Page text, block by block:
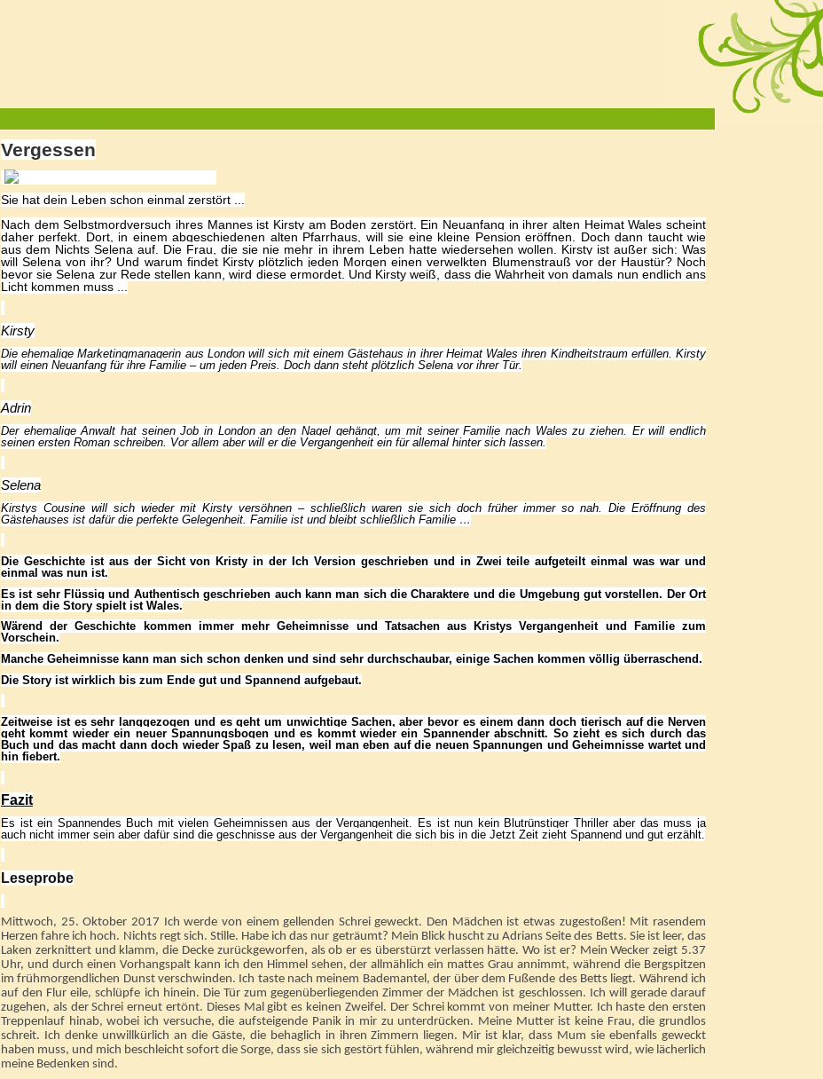
Vergessen
Sie hat dein Leben schon einmal zerstört ...
Nach dem Selbstmordversuch ihres Mannes ist Kirsty am Boden zerstört. Ein Neuanfang in ihrer alten Heimat Wales scheint
daher perfekt. Dort, in einem abgeschiedenen alten Pfarrhaus, will sie eine kleine Pension eröffnen. Doch dann taucht wie
aus dem Nichts Selena auf. Die Frau, die sie nie mehr in ihrem Leben hatte wiedersehen wollen. Kirsty ist außer sich: Was
will Selena von ihr? Und warum findet Kirsty plötzlich jeden Morgen einen verwelkten Blumenstrauß vor der Haustür? Noch
bevor sie Selena zur Rede stellen kann, wird diese ermordet. Und Kirsty weiß, dass die Wahrheit von damals nun endlich ans
Licht kommen muss ...
Kirsty
Die ehemalige Marketingmanagerin aus London will sich mit einem Gästehaus in ihrer Heimat Wales ihren Kindheitstraum erfüllen. Kirsty
will einen Neuanfang für ihre Familie – um jeden Preis. Doch dann steht plötzlich Selena vor ihrer Tür.
Adrin
Der ehemalige Anwalthat seinen Job in London an den Nagel gehängt, um mit seiner Familie nach Wales zu ziehen. Er will endlich
seinen ersten Roman schreiben. Vor allem aber will er die Vergangenheit ein für allemal hinter sich lassen.
Selena
Kirstys Cousine will sich wieder mit Kirsty versöhnen – schließlich waren sie sich doch früher immer so nah. Die Eröffnung des
Gästehauses ist dafür die perfekte Gelegenheit. Familie ist und bleibt schließlich Familie …
Die Geschichte ist aus der Sicht von Kristy in der Ich Version geschrieben und in Zwei teile aufgeteilt einmal was war und
einmal was nun ist.
Es ist sehr Flüssig und Authentisch geschrieben auch kann man sich die Charaktere und die Umgebung gut vorstellen. Der Ort
in dem die Story spielt ist Wales.
Wärend der Geschichte kommen immer mehr Geheimnisse und Tatsachen aus Kristys Vergangenheit und Familie zum
Vorschein.
Manche Geheimnisse kann man sich schon denken und sind sehr durchschaubar, einige Sachen kommen völlig überraschend.
Die Story ist wirklich bis zum Ende gut und Spannend aufgebaut.
Zeitweise ist es sehr langgezogen und es geht um unwichtige Sachen, aber bevor es einem dann doch tierisch auf die Nerven
geht kommt wieder ein neuer Spannungsbogen und es kommt wieder ein Spannender abschnitt. So zieht es sich durch das
Buch und das macht dann doch wieder Spaß zu lesen, weil man eben auf die neuen Spannungen und Geheimnisse wartet und
hin fiebert.
Fazit
Es ist ein Spannendes Buch mit vielen Geheimnissen aus der Vergangenheit. Es ist nun kein Blutrünstiger Thriller aber das muss ja
auch nicht immer sein aber dafür sind die geschnisse aus der Vergangenheit die sich bis in die Jetzt Zeit zieht Spannend und gut erzählt.
Leseprobe
Mittwoch, 25. Oktober 2017 Ich werde von einem gellenden Schrei geweckt. Den Mädchen ist etwas zugestoßen! Mit rasendem
Herzen fahre ich hoch. Nichts regt sich. Stille. Habe ich das nur geträumt? Mein Blick huscht zu Adrians Seite des Betts. Sie ist leer, das
Laken zerknittert und klamm, die Decke zurückgeworfen, als ob er es überstürzt verlassen hätte. Wo ist er? Mein Wecker zeigt 5.37
Uhr, und durch einen Vorhangspalt kann ich den Himmel sehen, der allmählich ein mattes Grau annimmt, während die Bergspitzen
im frühmorgendlichen Dunst verschwinden. Ich taste nach meinem Bademantel, der über dem Fußende des Betts liegt. Während ich
auf den Flur eile, schlüpfe ich hinein. Die Tür zum gegenüberliegenden Zimmer der Mädchen ist geschlossen. Ich will gerade darauf
zugehen, als der Schrei erneut ertönt. Dieses Mal gibt es keinen Zweifel. Der Schrei kommt von meiner Mutter. Ich haste den ersten
Treppenlauf hinab, wobei ich versuche, die aufsteigende Panik in mir zu unterdrücken. Meine Mutter ist keine Frau, die grundlos
schreit. Ich denke unwillkürlich an die Gäste, die behaglich in ihren Zimmern liegen. Mir ist klar, dass Mum sie ebenfalls geweckt
haben muss, und mich beschleicht sofort die Sorge, dass sie sich gestört fühlen, während mir gleichzeitig bewusst wird, wie lächerlich
meine Bedenken sind.